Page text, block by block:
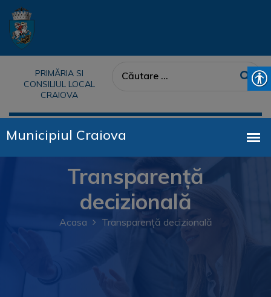
PRIMĂRIA SI
CONSILIUL LOCAL
CRAIOVA
Transparență
decizională
Acasa Transparență decizională